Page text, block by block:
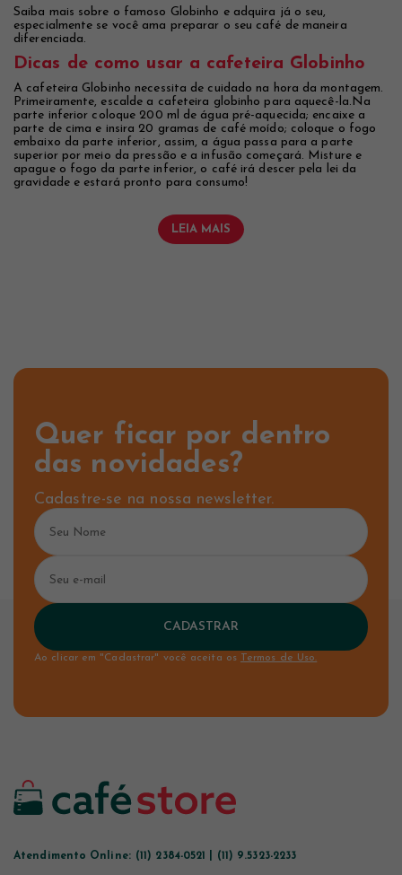
Saiba mais sobre o famoso Globinho e adquira já o seu,
especialmente se você ama preparar o seu café de maneira
diferenciada.
Dicas de como usar a cafeteira Globinho
A cafeteira Globinho necessita de cuidado na hora da montagem.
Primeiramente, escalde a cafeteira globinho para aquecê-la.Na
parte inferior coloque 200 ml de água pré-aquecida; encaixe a
parte de cima e insira 20 gramas de café moído; coloque o fogo
embaixo da parte inferior, assim, a água passa para a parte
superior por meio da pressão e a infusão começará. Misture e
apague o fogo da parte inferior, o café irá descer pela lei da
gravidade e estará pronto para consumo!
LEIA MAIS
Quer ficar por dentro
das novidades?
Cadastre-se na nossa newsletter.
CADASTRAR
Ao clicar em "Cadastrar" você aceita os Termos de Uso.
Atendimento Online: (11) 2384-0521 | (11) 9.5323-2233